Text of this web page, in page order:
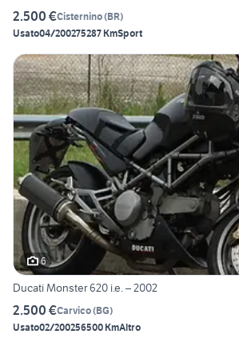
2.500 €Cisternino(BR)
Usato04/200275287 KmSport
6
Ducati Monster 620 i.e. – 2002
2.500 €Carvico(BG)
Usato02/200256500 KmAltro